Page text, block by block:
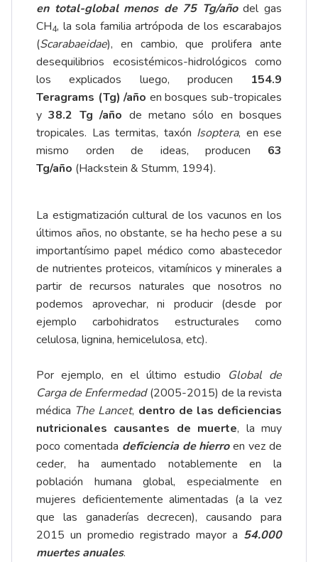
en total-global menos de 75 Tg/añodel gas
CH4, la sola familia artrópoda de los escarabajos
(Scarabaeidae), en cambio, que prolifera ante
desequilibrios ecosistémicos-hidrológicos como
los explicados luego, producen 154.9
Teragrams (Tg) /año en bosques sub-tropicales
y38.2 Tg /año de metano sólo en bosques
tropicales. Las termitas, taxón Isoptera, en ese
mismo orden de ideas, producen 63
Tg/año (Hackstein & Stumm, 1994).
La estigmatización cultural de los vacunos en los
últimos años, no obstante, se ha hecho pese a su
importantísimo papel médico como abastecedor
de nutrientes proteicos, vitamínicos y minerales a
partir de recursos naturales que nosotros no
podemos aprovechar, ni producir (desde por
ejemplo carbohidratos estructurales como
celulosa, lignina, hemicelulosa, etc).
Por ejemplo, en el último estudio Global de
Carga de Enfermedad(2005-2015) de la revista
médica The Lancet, dentro de las deficiencias
nutricionales causantes de muerte, la muy
poco comentada deficiencia de hierroen vez de
ceder, ha aumentado notablemente en la
población humana global, especialmente en
mujeres deficientemente alimentadas (a la vez
que las ganaderías decrecen), causando para
2015 un promedio registrado mayor a 54.000
muertes anuales.